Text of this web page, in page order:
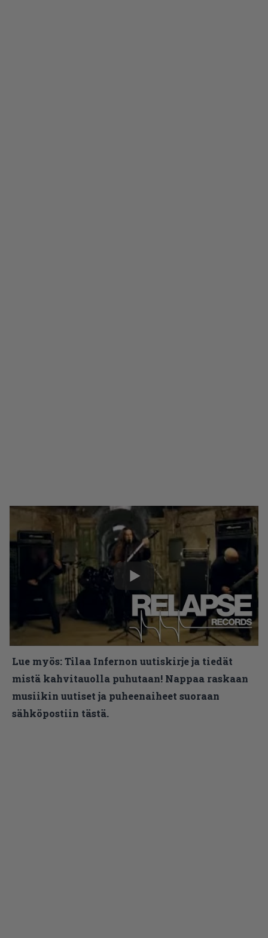
Lue myös:Tilaa Infernon uutiskirje ja tiedät
mistä kahvitauolla puhutaan! Nappaa raskaan
musiikin uutiset ja puheenaiheet suoraan
sähköpostiin tästä.